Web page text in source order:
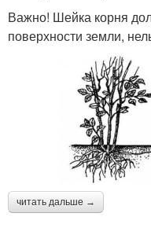
Важно! Шейка корня
поверхности земли,
читать дальше →